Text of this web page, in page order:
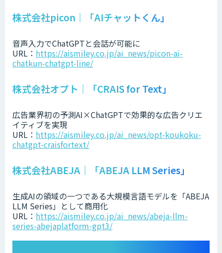
株式会社picon｜「AIチャットくん」
音声入力でChatGPTと会話が可能に
URL： https://aismiley.co.jp/ai_news/picon-ai-
chatkun-chatgpt-line/
株式会社オプト｜「CRAIS for Text」
広告業界初の予測AI×ChatGPTで効果的な広告クリエ
イティブを実現
URL： https://aismiley.co.jp/ai_news/opt-koukoku-
chatgpt-craisfortext/
株式会社ABEJA｜「ABEJA LLM Series」
生成AIの領域の一つである大規模言語モデルを「ABEJA
LLM Series」として商用化
URL： https://aismiley.co.jp/ai_news/abeja-llm-
series-abejaplatform-gpt3/